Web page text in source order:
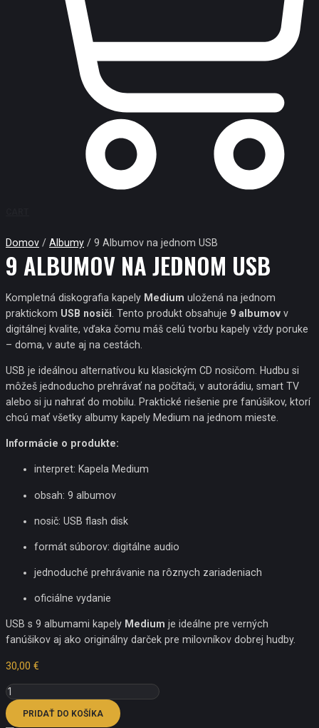
Domov / Albumy / 9 Albumov na jednom USB
9 ALBUMOV NA JEDNOM USB
Kompletná diskografia kapely Medium uložená na jednom
praktickom USB nosiči . Tento produkt obsahuje 9 albumov v
digitálnej kvalite, vďaka čomu máš celú tvorbu kapely vždy poruke
– doma, v aute aj na cestách.
USB je ideálnou alternatívou ku klasickým CD nosičom. Hudbu si
môžeš jednoducho prehrávať na počítači, v autorádiu, smart TV
alebo si ju nahrať do mobilu. Praktické riešenie pre fanúšikov, ktorí
chcú mať všetky albumy kapely Medium na jednom mieste.
Informácie o produkte:
interpret: Kapela Medium
obsah: 9 albumov
nosič: USB flash disk
formát súborov: digitálne audio
jednoduché prehrávanie na rôznych zariadeniach
oficiálne vydanie
USB s 9 albumami kapely Medium je ideálne pre verných
fanúšikov aj ako originálny darček pre milovníkov dobrej hudby.
30,00 €
Množstvo
9
Albumov
PRIDAŤ DO KOŠÍKA